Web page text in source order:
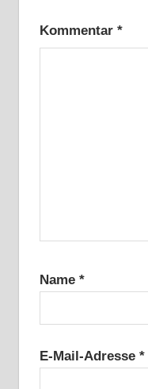
Kommentar *
Name *
E-Mail-Adresse *